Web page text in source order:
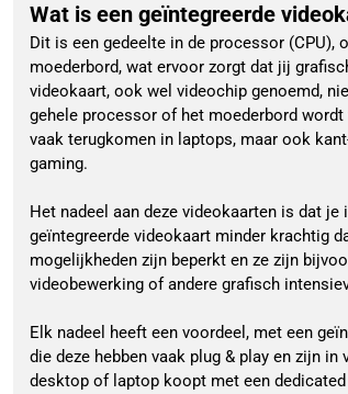
Wat is een geïntegreerde
Dit is een gedeelte in de processor
moederbord, wat ervoor zorgt dat jij
videokaart, ook wel videochip genoemd,
gehele processor of het moederbord
vaak terugkomen in laptops, maar ook
gaming.
Het nadeel aan deze videokaarten is dat
geïntegreerde videokaart minder krachtig
mogelijkheden zijn beperkt en ze zijn
videobewerking of andere grafisch
Elk nadeel heeft een voordeel, met een
die deze hebben vaak plug & play en zijn
desktop of laptop koopt met een